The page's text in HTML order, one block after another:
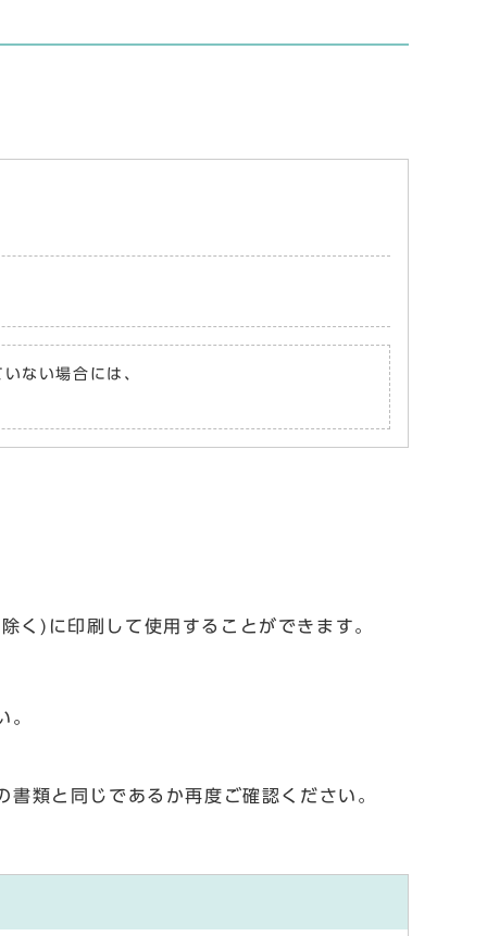
ない場合には、
く)に印刷して使用することができます。
。
類と同じであるか再度ご確認ください。